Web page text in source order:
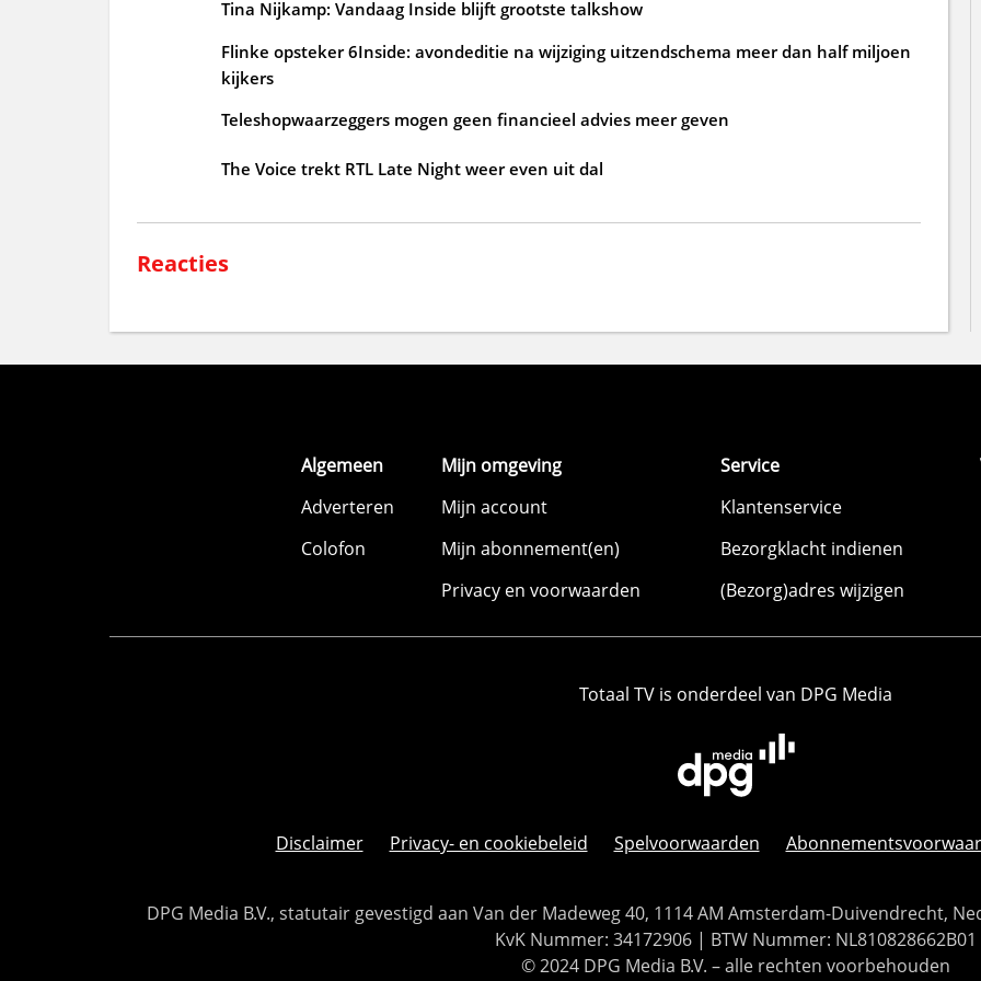
Tina Nijkamp: Vandaag Inside blijft grootste talkshow
Flinke opsteker 6Inside: avondeditie na wijziging uitzendschema meer dan half miljoen
kijkers
Teleshopwaarzeggers mogen geen financieel advies meer geven
The Voice trekt RTL Late Night weer even uit dal
Reacties
Algemeen
Adverteren
Colofon
Mijn omgeving
Mijn account
Mijn abonnement(en)
Privacy en voorwaarden
Service
Klantenservice
Bezorgklacht indienen
(Bezorg)adres wijzigen
Totaal TV is onderdeel van DPG Media
Disclaimer Privacy- en cookiebeleid Spelvoorwaarden
DPG Media B.V., statutair gevestigd aan Van der Madeweg 40, 1114 AM Amsterdam-Duivendrecht,
KvK Nummer: 34172906 | BTW Nummer: NL810828662B01
© 2024 DPG Media B.V. – alle rechten voorbehouden